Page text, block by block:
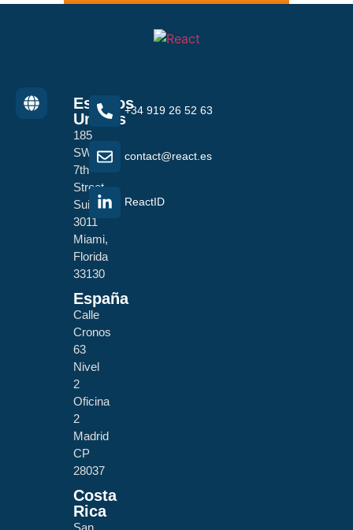
Estados
Unidos
185
SW
7th
Street
Suite
3011
Miami,
Florida
33130
España
Calle
Cronos
63
Nivel
2
Oficina
2
Madrid
CP
28037
Costa
Rica
San
+34 919 26 52 63
contact@react.es
ReactID